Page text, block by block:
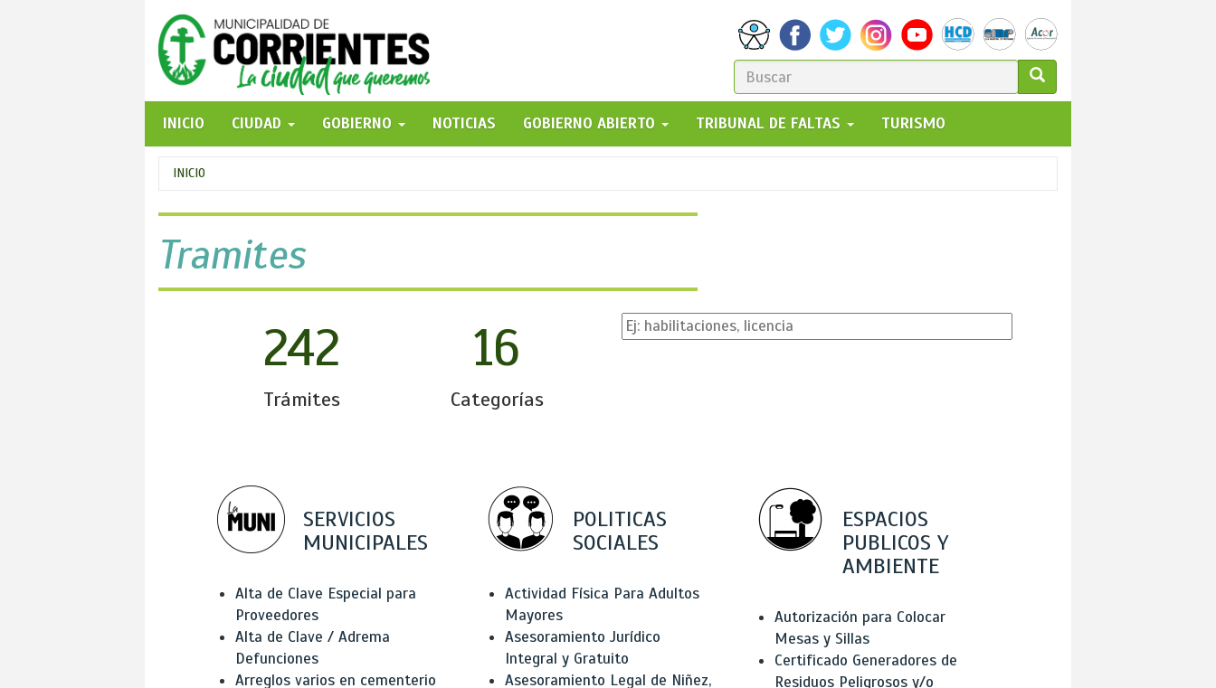
FORMULARIO
DE
BÚSQUEDA
GO!
INICIO
CIUDAD GOBIERNO NOTICIAS GOBIERNO ABIERTO TRIBUNAL DE FALTAS TURISMO
Se
encuentra
usted
aquí
INICIO
Tramites
242
Trámites
16
Categorías
SERVICIOS
MUNICIPALES
Alta de Clave Especial para
Proveedores
Alta de Clave / Adrema
Defunciones
Arreglos varios en cementerio
POLITICAS
SOCIALES
Actividad Física Para Adultos
Mayores
Asesoramiento Jurídico
Integral y Gratuito
Asesoramiento Legal de Niñez,
ESPACIOS
PUBLICOS Y
AMBIENTE
Autorización para Colocar
Mesas y Sillas
Certificado Generadores de
Residuos Peligrosos y/o